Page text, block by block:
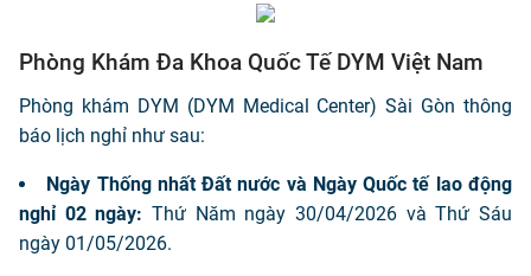
Phòng Khám Đa Khoa Quốc Tế DYM Việt Nam
Phòng khám DYM (DYM Medical Center) Sài Gòn thông
báo lịch nghỉ như sau:
Ngày Thống nhất Đất nước và Ngày Quốc tế lao động
nghỉ 02 ngày: Thứ Năm ngày 30/04/2026 và Thứ Sáu
ngày 01/05/2026.